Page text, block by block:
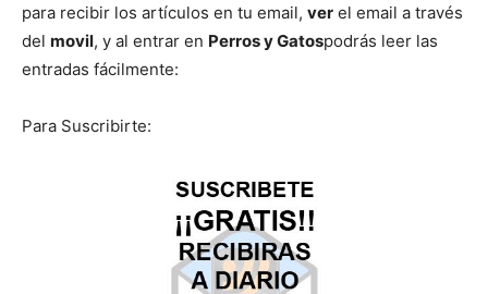
–
para recibir los artículos en tu email, ver el email a través
del movil, y al entrar en Perros y Gatospodrás leer las
entradas fácilmente:
Para Suscribirte: